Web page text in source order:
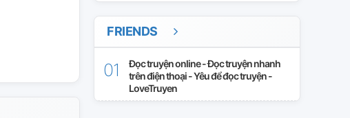
trinhthám
FRIENDS
Đọc truyện online - Đọc truyện nhanh
trên điện thoại - Yêu để đọc truyện -
LoveTruyen